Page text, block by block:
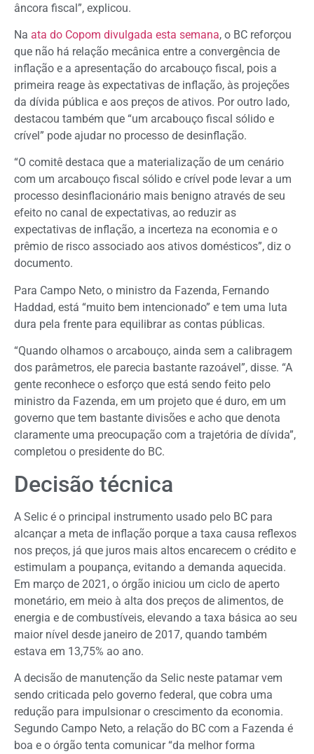
âncora fiscal”, explicou.
Na ata do Copom divulgada esta semana, o BC reforçou
que não há relação mecânica entre a convergência de
inflação e a apresentação do arcabouço fiscal, pois a
primeira reage às expectativas de inflação, às projeções
da dívida pública e aos preços de ativos. Por outro lado,
destacou também que “um arcabouço fiscal sólido e
crível” pode ajudar no processo de desinflação.
“O comitê destaca que a materialização de um cenário
com um arcabouço fiscal sólido e crível pode levar a um
processo desinflacionário mais benigno através de seu
efeito no canal de expectativas, ao reduzir as
expectativas de inflação, a incerteza na economia e o
prêmio de risco associado aos ativos domésticos”, diz o
documento.
Para Campo Neto, o ministro da Fazenda, Fernando
Haddad, está “muito bem intencionado” e tem uma luta
dura pela frente para equilibrar as contas públicas.
“Quando olhamos o arcabouço, ainda sem a calibragem
dos parâmetros, ele parecia bastante razoável”, disse. “A
gente reconhece o esforço que está sendo feito pelo
ministro da Fazenda, em um projeto que é duro, em um
governo que tem bastante divisões e acho que denota
claramente uma preocupação com a trajetória de dívida”,
completou o presidente do BC.
Decisão técnica
A Selic é o principal instrumento usado pelo BC para
alcançar a meta de inflação porque a taxa causa reflexos
nos preços, já que juros mais altos encarecem o crédito e
estimulam a poupança, evitando a demanda aquecida.
Em março de 2021, o órgão iniciou um ciclo de aperto
monetário, em meio à alta dos preços de alimentos, de
energia e de combustíveis, elevando a taxa básica ao seu
maior nível desde janeiro de 2017, quando também
estava em 13,75% ao ano.
A decisão de manutenção da Selic neste patamar vem
sendo criticada pelo governo federal, que cobra uma
redução para impulsionar o crescimento da economia.
Segundo Campo Neto, a relação do BC com a Fazenda é
boa e o órgão tenta comunicar “da melhor forma